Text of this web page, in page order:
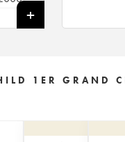
1ER GRAND